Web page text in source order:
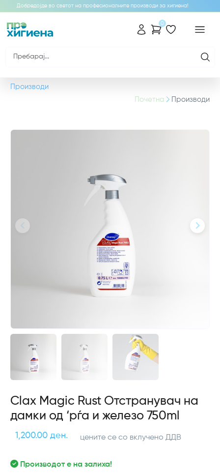
Добредојде во светот на професионалните производи за хигиена!
0
Производи
Почетна
Производи
Clax Magic Rust Отстранувач на
дамки од ‘рѓа и железо 750ml
1,200.00 ден. цените се со вклучено ДДВ
Производот е на залиха!